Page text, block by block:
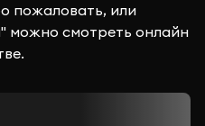
пожаловать, или
можно смотреть онлайн